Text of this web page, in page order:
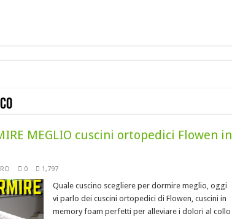
MEGLIO cuscini ortopedici Flowen in
0 1,797
Quale cuscino scegliere per dormire meglio, oggi
vi parlo dei cuscini ortopedici di Flowen, cuscini in
memory foam perfetti per alleviare i dolori al collo